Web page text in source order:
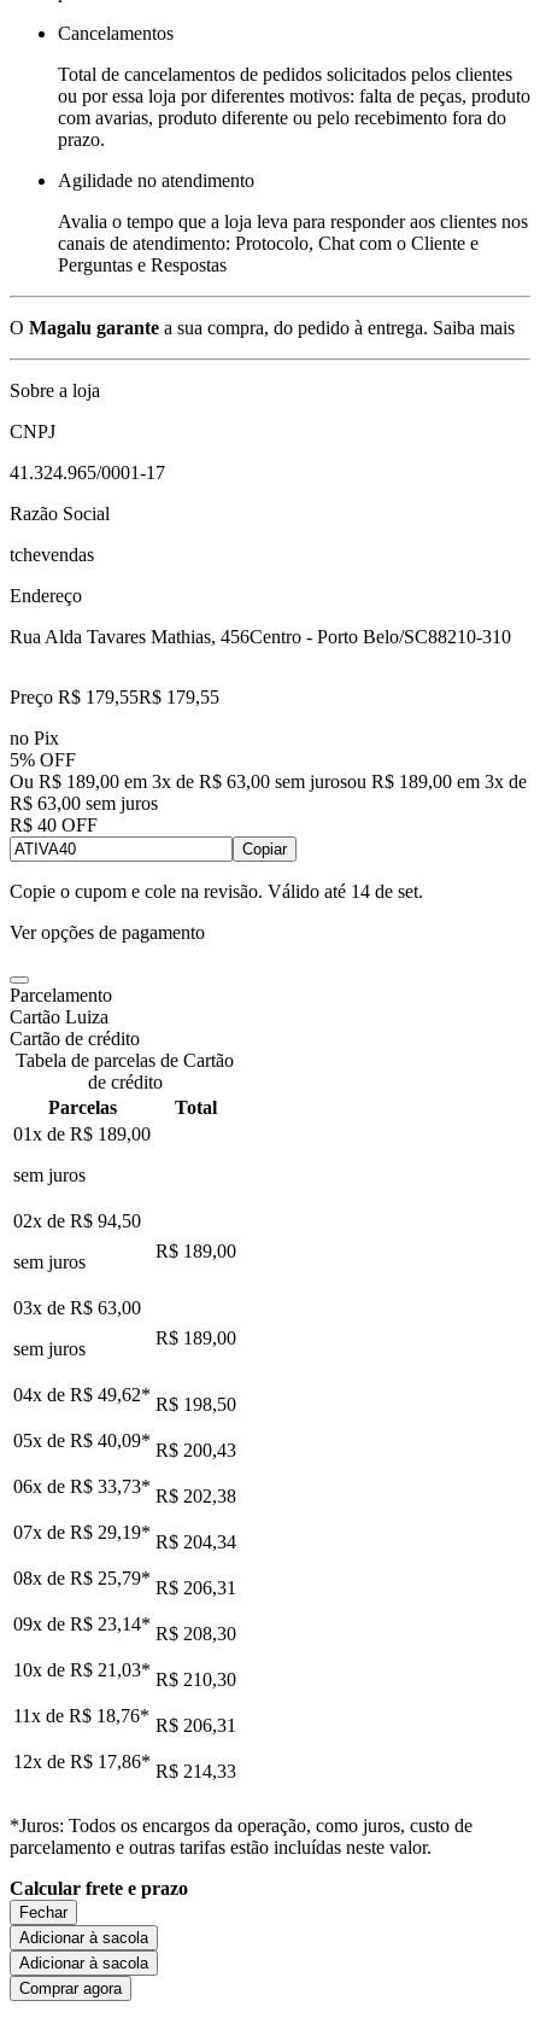
Cancelamentos
Total de cancelamentos de pedidos solicitados pelos clientes
ou por essa loja por diferentes motivos: falta de peças, produto
com avarias, produto diferente ou pelo recebimento fora do
prazo.
Agilidade no atendimento
Avalia o tempo que a loja leva para responder aos clientes nos
canais de atendimento: Protocolo, Chat com o Cliente e
Perguntas e Respostas
O Magalu garante a sua compra, do pedido à entrega. Saiba mais
Sobre a loja
CNPJ
41.324.965/0001-17
Razão Social
tchevendas
Endereço
Rua Alda Tavares Mathias, 456Centro - Porto Belo/SC88210-310
Preço R$ 179,55R$ 179,55
no Pix
5% OFF
Ou R$ 189,00 em 3x de R$ 63,00 sem jurosou R$ 189,00 em 3x de
R$ 63,00 sem juros
R$ 40 OFF
Copiar
Copie o cupom e cole na revisão. Válido até 14 de set.
Ver opções de pagamento
Parcelamento
Cartão Luiza
Cartão de crédito
Tabela de parcelas de Cartão
de crédito
Parcelas
Total
01x de R$ 189,00
sem juros
02x de R$ 94,50
sem juros
R$ 189,00
03x de R$ 63,00
sem juros
R$ 189,00
04x de R$ 49,62* R$ 198,50
05x de R$ 40,09* R$ 200,43
06x de R$ 33,73* R$ 202,38
07x de R$ 29,19* R$ 204,34
08x de R$ 25,79* R$ 206,31
09x de R$ 23,14* R$ 208,30
10x de R$ 21,03* R$ 210,30
11x de R$ 18,76* R$ 206,31
12x de R$ 17,86* R$ 214,33
*Juros: Todos os encargos da operação, como juros, custo de
parcelamento e outras tarifas estão incluídas neste valor.
Calcular frete e prazo
Fechar
Adicionar à sacola
Adicionar à sacola
Comprar agora